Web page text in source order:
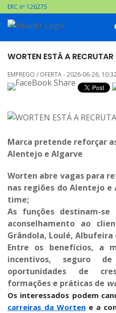
ERC nº 126275
WORTEN ESTÁ A
EMPREGO / OFERTA - 2026-06-26,
Marca pretende reforçar
Alentejo e Algarve
Worten abre vagas para
nas regiões do Alentejo
time;
As funções destinam-
aconselhamento ao
Grândola, Loulé, Albufeira
Entre os benefícios, a
incentivos, seguro
oportunidades de
formações e práticas de
Os interessados podem
carreiras da Worten e a